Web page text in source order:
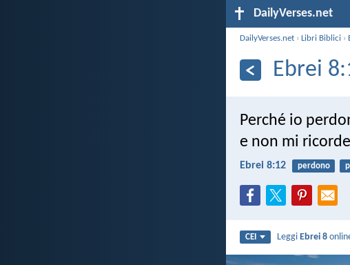
DailyVerses.net
DailyVerses.net ›Libri Biblici ›
Ebrei
Perché io
e non mi
Ebrei 8:12 perdono
CEI LeggiEbrei 8